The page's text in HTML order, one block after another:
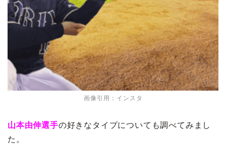
画像引用：インスタ
山本由伸選手の好きなタイプについても調べてみまし
た。